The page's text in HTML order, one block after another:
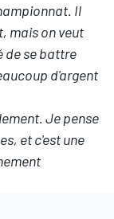
Il
mais on veut
de se battre
d'argent
Je pense
et c'est une